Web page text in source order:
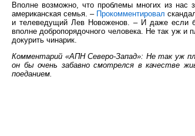
Вполне возможно, что проблемы многих из нас
американская семья. – Прокомментировал
и телеведущий Лев Новоженов. – И даже если
вполне добропорядочного человека. Не так уж и
докурить чинарик.
Комментарий «АПН Северо-Запад»: Не так уж
он бы очень забавно смотрелся в качестве
поеданием.